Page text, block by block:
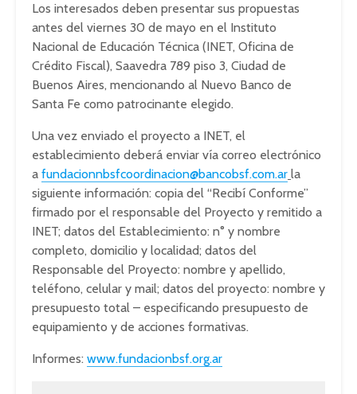
Los interesados deben presentar sus propuestas
antes del viernes 30 de mayo en el Instituto
Nacional de Educación Técnica (INET, Oficina de
Crédito Fiscal), Saavedra 789 piso 3, Ciudad de
Buenos Aires, mencionando al Nuevo Banco de
Santa Fe como patrocinante elegido.
Una vez enviado el proyecto a INET, el
establecimiento deberá enviar vía correo electrónico
a fundacionnbsfcoordinacion@bancobsf.com.ar la
siguiente información: copia del “Recibí Conforme”
firmado por el responsable del Proyecto y remitido a
INET; datos del Establecimiento: n° y nombre
completo, domicilio y localidad; datos del
Responsable del Proyecto: nombre y apellido,
teléfono, celular y mail; datos del proyecto: nombre y
presupuesto total – especificando presupuesto de
equipamiento y de acciones formativas.
Informes: www.fundacionbsf.org.ar